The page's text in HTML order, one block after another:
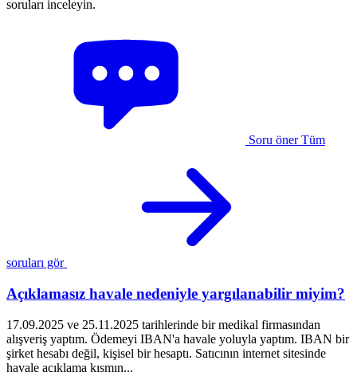
soruları inceleyin.
Soru öner Tüm
soruları gör
Açıklamasız havale nedeniyle yargılanabilir miyim?
17.09.2025 ve 25.11.2025 tarihlerinde bir medikal firmasından
alışveriş yaptım. Ödemeyi IBAN'a havale yoluyla yaptım. IBAN bir
şirket hesabı değil, kişisel bir hesaptı. Satıcının internet sitesinde
havale açıklama kısmın...